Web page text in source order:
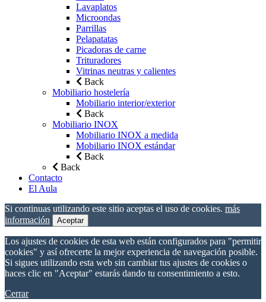
Lavaplatos
Microondas
Parrillas
Pelapatatas
Picadoras de carne
Trituradores
Vitrinas neutras y calientes
Back
Mobiliario hostelería
Mobiliario interior/exterior
Back
Mobiliario INOX
Mobiliario INOX a medida
Mobiliario INOX estándar
Back
Back
Contacto
El Aula
Si continuas utilizando este sitio aceptas el uso de cookies. más
información
Aceptar
Los ajustes de cookies de esta web están configurados para "permitir
cookies" y así ofrecerte la mejor experiencia de navegación posible.
Si sigues utilizando esta web sin cambiar tus ajustes de cookies o
haces clic en "Aceptar" estarás dando tu consentimiento a esto.
Cerrar